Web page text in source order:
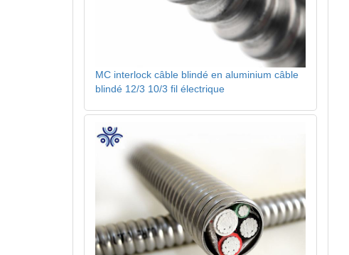
MC interlock câble blindé en aluminium câble
blindé 12/3 10/3 fil électrique